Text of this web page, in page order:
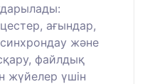
ағындар,
және
файлдық
жүйелер үшін